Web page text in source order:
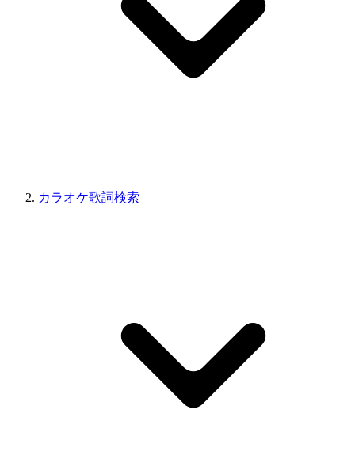
カラオケ歌詞検索